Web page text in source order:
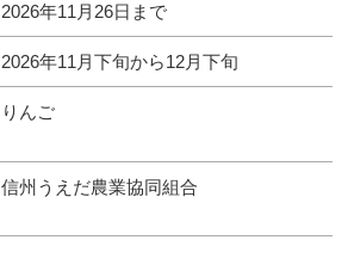
2026年11月26日まで
2026年11月下旬から12月下旬
りんご
信州うえだ農業協同組合